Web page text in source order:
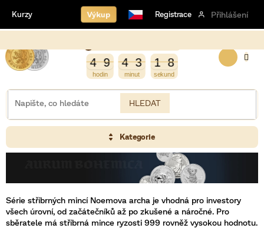
obsah
Výkup Registrace Přihlášení
Kurzy
4
4 9
9 4
4 3
3 1
2
1 7
8
7
9
8
HLEDAT
Kategorie
Série stříbrných mincí Noemova archa je vhodná pro investory
všech úrovní, od začátečníků až po zkušené a náročné. Pro
sběratele má stříbrná mince ryzosti 999 rovněž vysokou hodnotu.